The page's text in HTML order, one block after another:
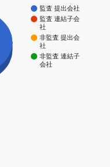
監査 提出会社
監査 連結子会
社
非監査 提出会
社
非監査 連結子
会社